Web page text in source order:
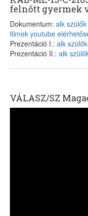
felnőtt gyermek
Dokumentum: alk
filmek youtube
Prezentáció I.: alk
Prezentáció II.: alk
VÁLASZ/SZ